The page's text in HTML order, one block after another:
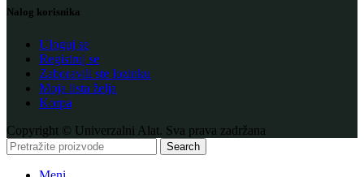
Nalog korisnika
Uloguj se
Registruj se
Zaboravili ste lozinku
Moja lista želja
Korpa
Copyright © Univerzalni Alat. Sva prava zadržana
Search